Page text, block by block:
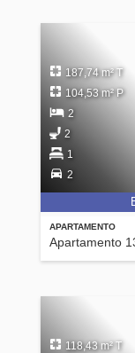
APARTAMENTO
Apartamento
187,74 m² T
104,53 m² P
2
2
1
2
118,43 m² T